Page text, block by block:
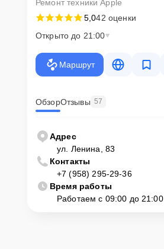
Ремонт техники Apple
5,042 оценки
Открыто до 21:00
Маршрут
ОбзорОтзывы 57
Адрес
ул. Ленина, 83
Контакты
+7 (958) 295-29-36
Время работы
Работаем с 09:00 до 21:00